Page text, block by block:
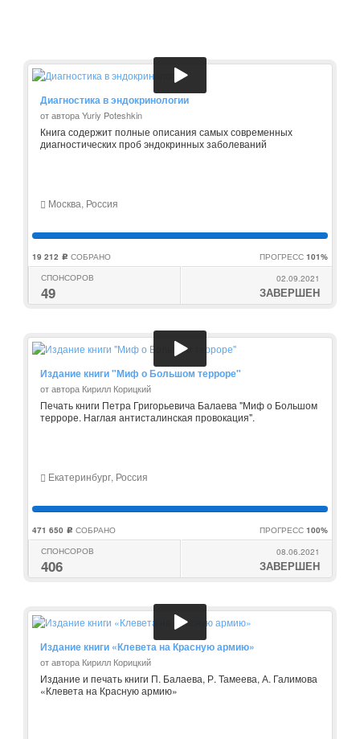
Диагностика в эндокринологии
от автора Yuriy Poteshkin
Книга содержит полные описания самых современных
диагностических проб эндокринных заболеваний
Москва, Россия
19 212 c СОБРАНО ПРОГРЕСС 101%
СПОНСОРОВ
49
02.09.2021
ЗАВЕРШЕН
Издание книги "Миф о Большом терроре"
от автора Кирилл Корицкий
Печать книги Петра Григорьевича Балаева "Миф о Большом
терроре. Наглая антисталинская провокация".
Екатеринбург, Россия
471 650 c СОБРАНО ПРОГРЕСС 100%
СПОНСОРОВ
406
08.06.2021
ЗАВЕРШЕН
Издание книги «Клевета на Красную армию»
от автора Кирилл Корицкий
Издание и печать книги П. Балаева, Р. Тамеева, А. Галимова
«Клевета на Красную армию»